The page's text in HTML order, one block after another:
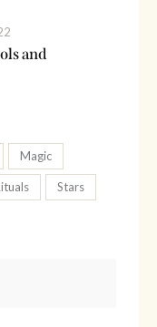
and
Magic
Stars